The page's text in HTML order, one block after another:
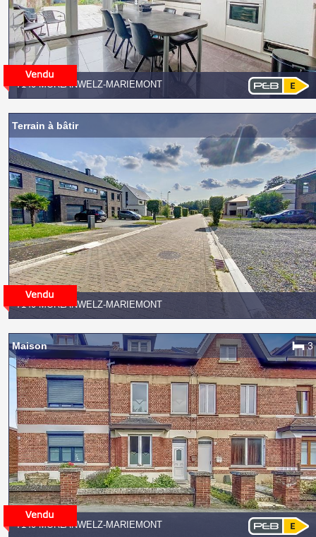
7140 MORLANWELZ-MARIEMONT
7140 MORLANWELZ-MARIEMONT
Terrain à bâtir
7140 MORLANWELZ-MARIEMONT
Maison 3